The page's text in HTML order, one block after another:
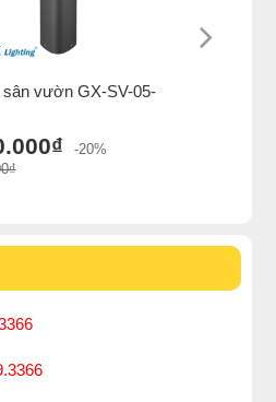
sáng ngoài trời, chiếu rọi
vườn GX-SV-05-
-20%